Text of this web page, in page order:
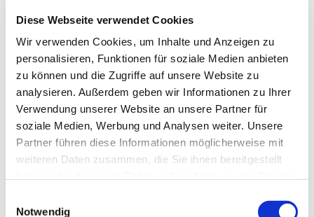
Diese Webseite verwendet Cookies
Wir verwenden Cookies, um Inhalte und Anzeigen zu
personalisieren, Funktionen für soziale Medien anbieten
zu können und die Zugriffe auf unsere Website zu
analysieren. Außerdem geben wir Informationen zu Ihrer
Verwendung unserer Website an unsere Partner für
soziale Medien, Werbung und Analysen weiter. Unsere
Partner führen diese Informationen möglicherweise mit
weiteren Daten zusammen, die Sie ihnen bereitgestellt
Notwendig
Dies könnte Sie auch
interessieren